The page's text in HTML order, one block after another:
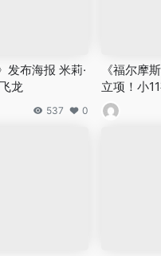
发布海报 米莉·
龙
537 0
《福尔摩
立项！小